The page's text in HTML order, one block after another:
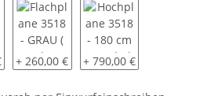
3518 - GRAU ( andere Farben auf
Flachplane 3518 - GRAU ( andere
+ 260,00 € Hochplane 3518 - 180
+ 790,00 €